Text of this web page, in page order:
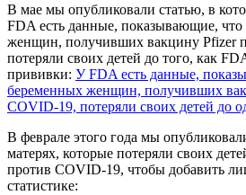
В мае мы опубликовали статью, в
FDA есть данные, показывающие,
женщин, получивших вакцину Pfizer
потеряли своих детей до того, как
прививки: У FDA есть данные,
беременных женщин, получивших
COVID-19, потеряли своих детей до
В феврале этого года мы
матерях, которые потеряли своих
против COVID-19, чтобы добавить
статистике: